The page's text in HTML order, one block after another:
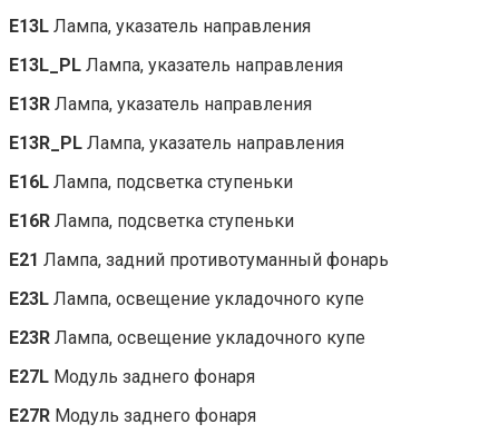
E13L Лампа, указатель направления
E13L_PL Лампа, указатель направления
E13R Лампа, указатель направления
E13R_PL Лампа, указатель направления
E16L Лампа, подсветка ступеньки
E16R Лампа, подсветка ступеньки
E21 Лампа, задний противотуманный фонарь
E23L Лампа, освещение укладочного купе
E23R Лампа, освещение укладочного купе
E27L Модуль заднего фонаря
E27R Модуль заднего фонаря